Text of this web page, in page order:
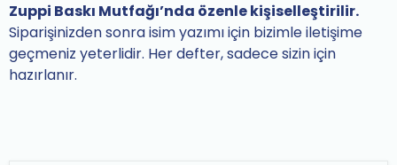
Zuppi Baskı Mutfağı’nda özenle kişiselleştirilir.
Siparişinizden sonra isim yazımı için bizimle iletişime
geçmeniz yeterlidir. Her defter, sadece sizin için
hazırlanır.